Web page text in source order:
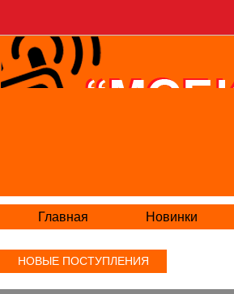
Главная Новинки
НОВЫЕ ПОСТУПЛЕНИЯ